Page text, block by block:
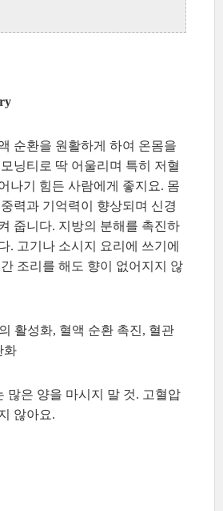
순환을 원활하게 하여 온몸을
닝티로 딱 어울리며 특히 저혈
나기 힘든 사람에게 좋지요. 몸
력과 기억력이 향상되며 신경
줍니다. 지방의 분해를 촉진하
. 고기나 소시지 요리에 쓰기에
조리를 해도 향이 없어지지 않
활성화, 혈액 순환 촉진, 혈관
화
많은 양을 마시지 말 것. 고혈압
않아요.